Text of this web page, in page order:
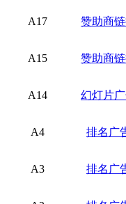
A17 赞助商
A15 赞助商
A14 幻灯片
A4 排名广
A3 排名广